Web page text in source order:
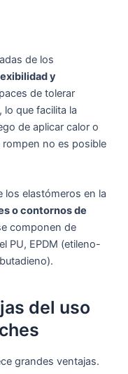
de los
y
de tolerar
que facilita la
de aplicar calor o
no es posible
los elastómeros en la
o contornos de
componen de
PU, EPDM (etileno-
del uso
grandes ventajas.